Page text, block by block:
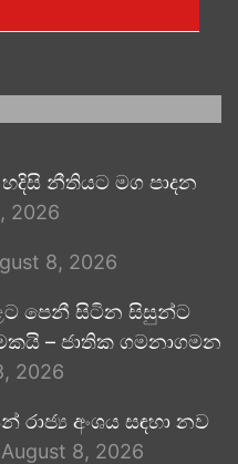
නීතියට මග පාදන
2026
8, 2026
පෙනී සිටින සිසුන්ට
– ජාතික ගමනාගමන
2026
අංශය සඳහා නව
August 8, 2026